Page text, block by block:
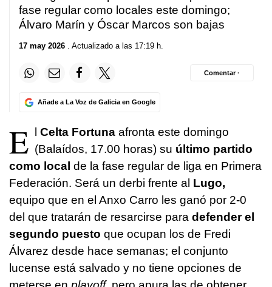
fase regular como locales este domingo;
Álvaro Marín y Óscar Marcos son bajas
17 may 2026 . Actualizado a las 17:19 h.
Añade a La Voz de Galicia en Google
Comentar ·
E Celta Fortuna afronta este domingo
(Balaídos, 17.00 horas) su último partido
como local de la fase regular de liga en Primera
Federación. Será un derbi frente al Lugo,
equipo que en el Anxo Carro les ganó por 2-0
del que tratarán de resarcirse para defender el
segundo puesto que ocupan los de Fredi
Álvarez desde hace semanas; el conjunto
lucense está salvado y no tiene opciones de